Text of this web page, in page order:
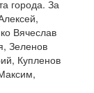
города. За
Вячеслав
Зеленов
Купленов